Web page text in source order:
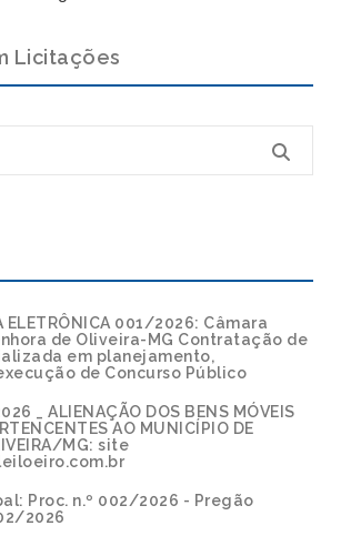
Licitações
ELETRÔNICA 001/2026: Câmara
de Oliveira-MG Contratação de
em planejamento,
de Concurso Público
_ ALIENAÇÃO DOS BENS MÓVEIS
AO MUNICÍPIO DE
MG: site
Proc. n.º 002/2026 - Pregão
2026